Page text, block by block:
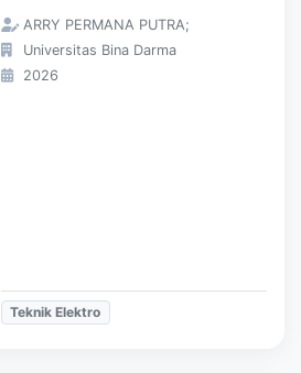
ARRY PERMANA PUTRA;
Universitas Bina Darma
2026
Teknik Elektro